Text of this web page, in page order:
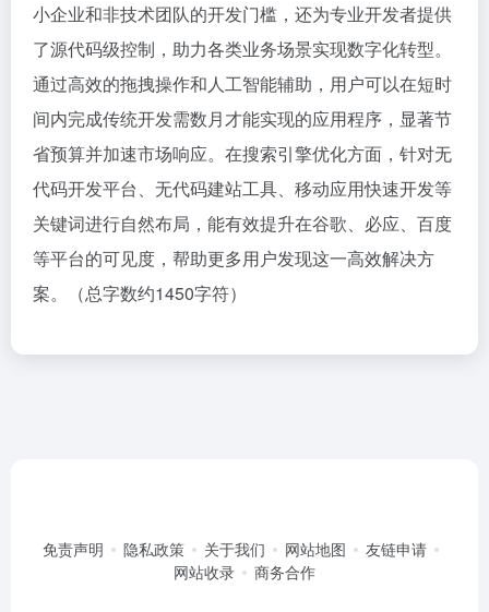
小企业和非技术团队的开发门槛，还为专业开发者提供
了源代码级控制，助力各类业务场景实现数字化转型。
通过高效的拖拽操作和人工智能辅助，用户可以在短时
间内完成传统开发需数月才能实现的应用程序，显著节
省预算并加速市场响应。在搜索引擎优化方面，针对无
代码开发平台、无代码建站工具、移动应用快速开发等
关键词进行自然布局，能有效提升在谷歌、必应、百度
等平台的可见度，帮助更多用户发现这一高效解决方
案。（总字数约1450字符）
免责声明 隐私政策 关于我们 网站地图
友链申请
网站收录
商务合作